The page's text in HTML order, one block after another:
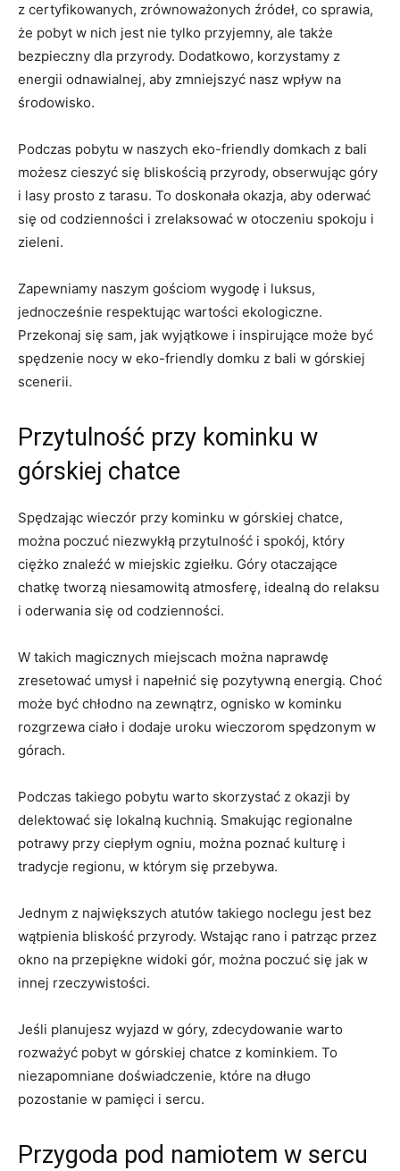
z certyfikowanych, zrównoważonych​ źródeł, co sprawia,
⁣że ​pobyt w nich jest ​nie tylko przyjemny, ale także
bezpieczny ‍dla przyrody. Dodatkowo, korzystamy z
energii odnawialnej, aby zmniejszyć nasz wpływ na
środowisko.
Podczas pobytu w naszych eko-friendly domkach z bali
możesz ⁣cieszyć się bliskością przyrody, obserwując ​góry
i lasy ⁢prosto z ⁢tarasu. To doskonała⁤ okazja, aby oderwać
‌się od codzienności i zrelaksować w otoczeniu spokoju i
⁣zieleni.
Zapewniamy ⁣naszym gościom⁣ wygodę i luksus,
jednocześnie respektując wartości‌ ekologiczne.
Przekonaj​ się ‍sam, jak ⁢wyjątkowe i inspirujące może być
spędzenie nocy ⁣w ⁤eko-friendly domku​ z ‍bali w górskiej
scenerii.
Przytulność przy kominku w
górskiej chatce
Spędzając‌ wieczór przy ⁢kominku w górskiej chatce,
można poczuć⁣ niezwykłą ⁤przytulność i spokój, który
ciężko znaleźć w miejskic zgiełku. Góry ‍otaczające
chatkę tworzą niesamowitą atmosferę, idealną do relaksu
i oderwania się od ‌codzienności.
W takich magicznych miejscach można ‌naprawdę
zresetować umysł ​i‌ napełnić się ⁢pozytywną energią. Choć
może być​ chłodno na zewnątrz,‍ ognisko w kominku
rozgrzewa ciało i dodaje uroku wieczorom spędzonym w
górach.
Podczas⁢ takiego pobytu warto skorzystać z okazji by
delektować się ​lokalną kuchnią. Smakując regionalne
potrawy przy ciepłym ogniu, można⁣ poznać kulturę i
tradycje regionu,‍ w‌ którym się przebywa.
Jednym z największych ⁣atutów takiego noclegu jest bez
wątpienia bliskość ⁤przyrody. ⁣Wstając‌ rano ​i patrząc przez
okno na przepiękne widoki gór, można poczuć się ⁤jak w
innej rzeczywistości.
Jeśli planujesz wyjazd w góry, zdecydowanie⁢ warto
‌rozważyć pobyt w górskiej chatce z kominkiem. To
⁢niezapomniane doświadczenie, które⁢ na długo
pozostanie w pamięci i sercu.
Przygoda ‍pod namiotem w sercu